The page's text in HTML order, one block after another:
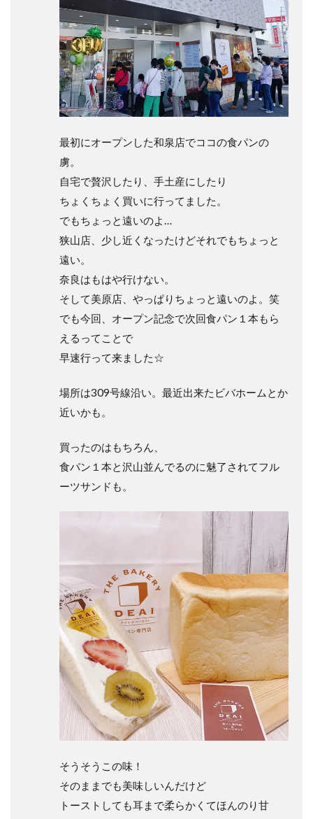
最初にオープンした和泉店でココの食パンの
虜。
自宅で贅沢したり、手土産にしたり
ちょくちょく買いに行ってました。
でもちょっと遠いのよ…
狭山店、少し近くなったけどそれでもちょっと
遠い。
奈良はもはや行けない。
そして美原店、やっぱりちょっと遠いのよ。笑
でも今回、オープン記念で次回食パン１本もら
えるってことで
早速行って来ました☆
場所は309号線沿い。最近出来たビバホームとか
近いかも。
買ったのはもちろん、
食パン１本と沢山並んでるのに魅了されてフル
ーツサンドも。
そうそうこの味！
そのままでも美味しいんだけど
トーストしても耳まで柔らかくてほんのり甘